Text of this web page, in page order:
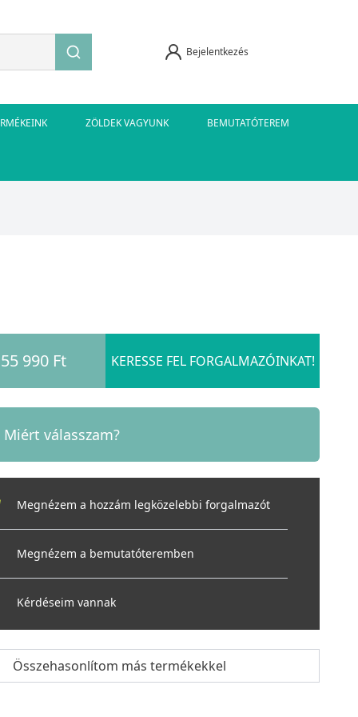
Bejelentkezés
ZÖLDEK VAGYUNK BEMUTATÓTEREM
990 Ft KERESSE FEL FORGALMAZÓINKAT!
Miért válasszam?
Megnézem a hozzám legközelebbi forgalmazót
Megnézem a bemutatóteremben
Kérdéseim vannak
Összehasonlítom más termékekkel